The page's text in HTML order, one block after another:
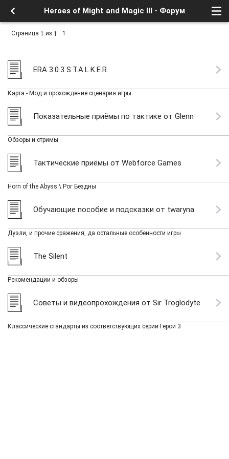
Heroes of Might and Magic III - Форум
Страница 1 из 1 1
ERA 3.0.3 S.T.A.L.K.E.R.
Карта - Мод и прохождение сценария игры.
Показательные приёмы по тактике от Glenn
Обзоры и стримы
Тактические приёмы от Webforce Games
Horn of the Abyss \ Рог Бездны
Обучающие пособие и подсказки от twaryna
Дуэли, и прочие сражения, да остальные особенности игры
The Silent
Рекомендации и обзоры
Советы и видеопрохождения от Sir Troglodyte
Классические стандарты из соответствующих серий Герои 3